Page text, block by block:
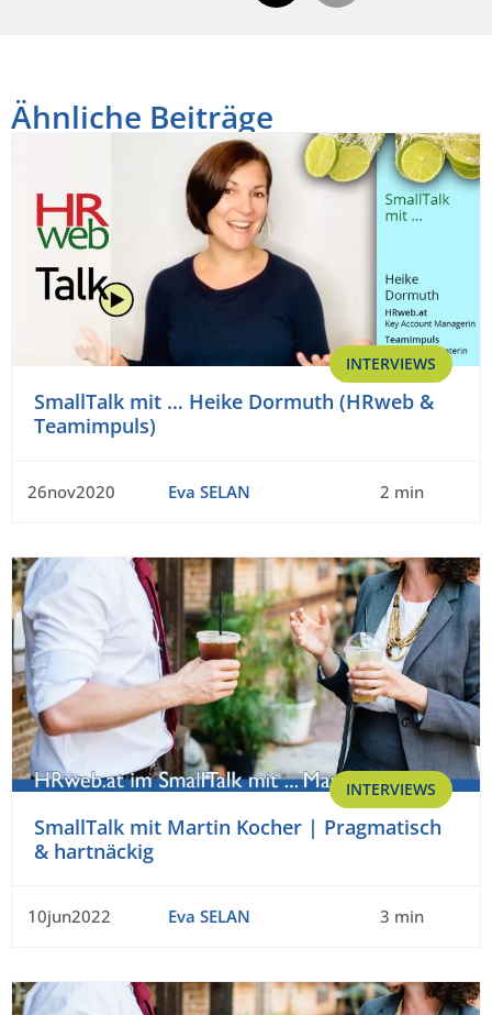
Ähnliche Beiträge
INTERVIEWS
SmallTalk mit … Heike Dormuth (HRweb &
Teamimpuls)
26nov2020 Eva SELAN 2 min
INTERVIEWS
SmallTalk mit Martin Kocher | Pragmatisch
& hartnäckig
10jun2022 Eva SELAN 3 min